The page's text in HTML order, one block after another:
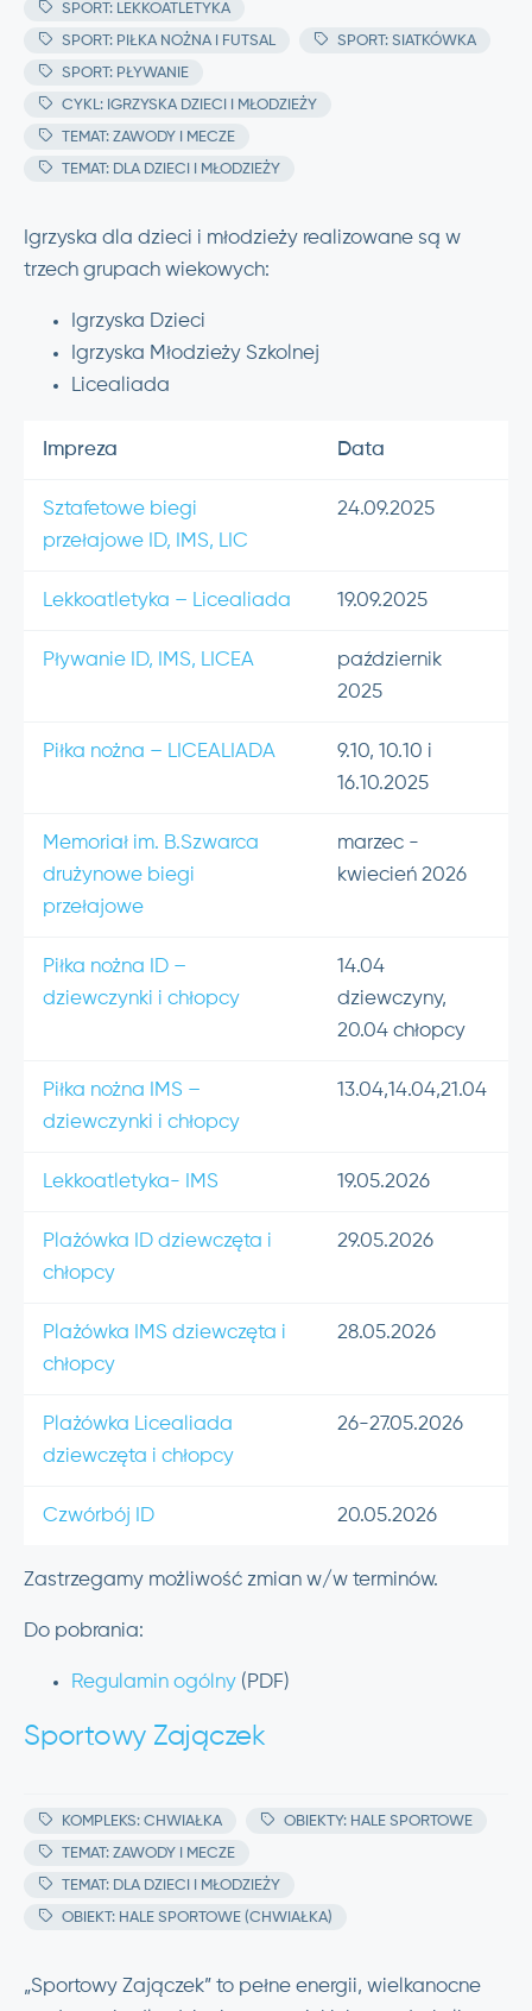
SPORT: LEKKOATLETYKA
SPORT: PIŁKA NOŻNA I FUTSAL SPORT: SIATKÓWKA
SPORT: PŁYWANIE
CYKL: IGRZYSKA DZIECI I MŁODZIEŻY
TEMAT: ZAWODY I MECZE
TEMAT: DLA DZIECI I MŁODZIEŻY
Igrzyska dla dzieci i młodzieży realizowane są w
trzech grupach wiekowych:
Igrzyska Dzieci
Igrzyska Młodzieży Szkolnej
Licealiada
Impreza Data
Sztafetowe biegi
przełajowe ID, IMS, LIC
24.09.2025
Lekkoatletyka – Licealiada 19.09.2025
Pływanie ID, IMS, LICEA
październik
2025
Piłka nożna – LICEALIADA
9.10, 10.10 i
16.10.2025
Memoriał im. B.Szwarca
drużynowe biegi
przełajowe
marzec -
kwiecień 2026
Piłka nożna ID –
dziewczynki i chłopcy
14.04
dziewczyny,
20.04 chłopcy
Piłka nożna IMS –
dziewczynki i chłopcy
13.04,14.04,21.04
Lekkoatletyka- IMS 19.05.2026
Plażówka ID dziewczęta i
chłopcy
29.05.2026
Plażówka IMS dziewczęta i
chłopcy
28.05.2026
Plażówka Licealiada
dziewczęta i chłopcy
26-27.05.2026
Czwórbój ID 20.05.2026
Zastrzegamy możliwość zmian w/w terminów.
Do pobrania:
Regulamin ogólny (PDF)
Sportowy Zajączek
KOMPLEKS: CHWIAŁKA OBIEKTY: HALE SPORTOWE
TEMAT: ZAWODY I MECZE
TEMAT: DLA DZIECI I MŁODZIEŻY
OBIEKT: HALE SPORTOWE (CHWIAŁKA)
„Sportowy Zajączek” to pełne energii, wielkanocne